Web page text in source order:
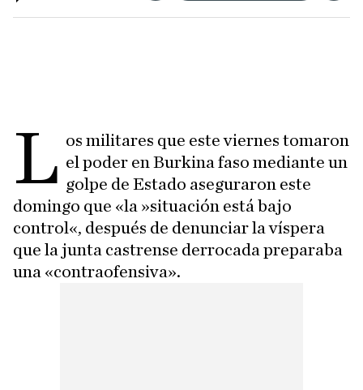
L os militares que este viernes tomaron
el poder en Burkina faso mediante un
golpe de Estado aseguraron este
domingo que «la »situación está bajo
control«, después de denunciar la víspera
que la junta castrense derrocada preparaba
una «contraofensiva».